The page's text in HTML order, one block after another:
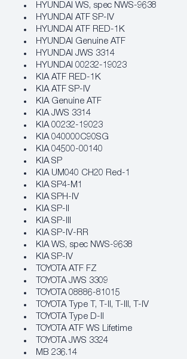
HYUNDAI WS, spec NWS-9638
HYUNDAI ATF SP-IV
HYUNDAI ATF RED-1K
HYUNDAI Genuine ATF
HYUNDAI JWS 3314
HYUNDAI 00232-19023
KIA ATF RED-1K
KIA ATF SP-IV
KIA Genuine ATF
KIA JWS 3314
KIA 00232-19023
KIA 040000C90SG
KIA 04500-00140
KIA SP
KIA UM040 CH20 Red-1
KIA SP4-M1
KIA SPH-IV
KIA SP-II
KIA SP-III
KIA SP-IV-RR
KIA WS, spec NWS-9638
KIA SP-IV
TOYOTA ATF FZ
TOYOTA JWS 3309
TOYOTA 08886-81015
TOYOTA Type T, T-II, T-III, T-IV
TOYOTA Type D-II
TOYOTA ATF WS Lifetime
TOYOTA JWS 3324
MB 236.14